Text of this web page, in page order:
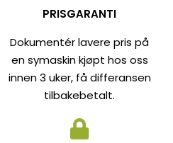
PRISGARANTI
Dokumentér lavere pris på
en symaskin kjøpt hos oss
innen 3 uker, få differansen
tilbakebetalt.